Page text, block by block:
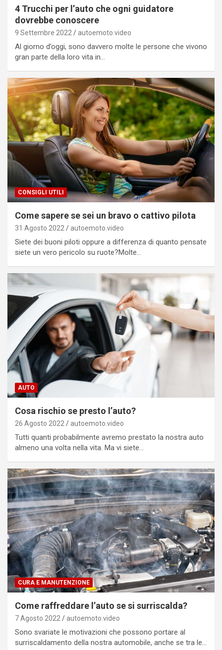
4 Trucchi per l’auto che ogni guidatore
dovrebbe conoscere
9 Settembre 2022 autoemoto.video
Al giorno d’oggi, sono davvero molte le persone che vivono
gran parte della loro vita in…
CONSIGLI UTILI
Come sapere se sei un bravo o cattivo pilota
31 Agosto 2022 autoemoto.video
Siete dei buoni piloti oppure a differenza di quanto pensate
siete un vero pericolo su ruote?Molte…
AUTO
Cosa rischio se presto l’auto?
26 Agosto 2022 autoemoto.video
Tutti quanti probabilmente avremo prestato la nostra auto
almeno una volta nella vita. Ma vi siete…
CURA E MANUTENZIONE
Come raffreddare l’auto se si surriscalda?
7 Agosto 2022 autoemoto.video
Sono svariate le motivazioni che possono portare al
surriscaldamento della nostra automobile, anche se tra le…